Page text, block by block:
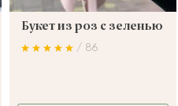
Букет из роз с зеленью
/ 86